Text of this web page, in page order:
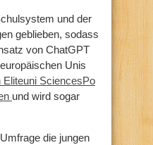
und der
geblieben, sodass
von ChatGPT
Unis
SciencesPo
und wird sogar
die jungen